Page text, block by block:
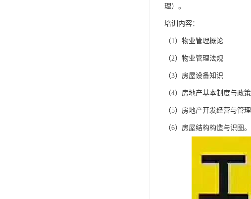
理）。
培训内容：
（1）物业管理概论
（2）物业管理法规
（3）房屋设备知识
（4）房地产基本制度与政策
（5）房地产开发经营与管理
（6）房屋结构构造与识图。